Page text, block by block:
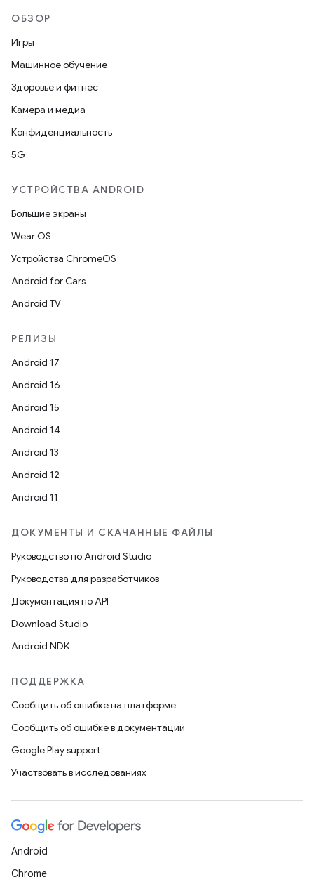
ОБЗОР
Игры
Машинное обучение
Здоровье и фитнес
Камера и медиа
Конфиденциальность
5G
УСТРОЙСТВА ANDROID
Большие экраны
Wear OS
Устройства ChromeOS
Android for Cars
Android TV
РЕЛИЗЫ
Android 17
Android 16
Android 15
Android 14
Android 13
Android 12
Android 11
ДОКУМЕНТЫ И СКАЧАННЫЕ ФАЙЛЫ
Руководство по Android Studio
Руководства для разработчиков
Документация по API
Download Studio
Android NDK
ПОДДЕРЖКА
Сообщить об ошибке на платформе
Сообщить об ошибке в документации
Google Play support
Участвовать в исследованиях
Android
Chrome